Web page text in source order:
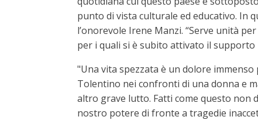
punto di vista culturale ed educativo. In
l’onorevole Irene Manzi. “Serve unità
per i quali si è subito attivato il supporto
"Una vita spezzata è un dolore
Tolentino nei confronti di una donna e
altro grave lutto. Fatti come questo non
nostro potere di fronte a tragedie